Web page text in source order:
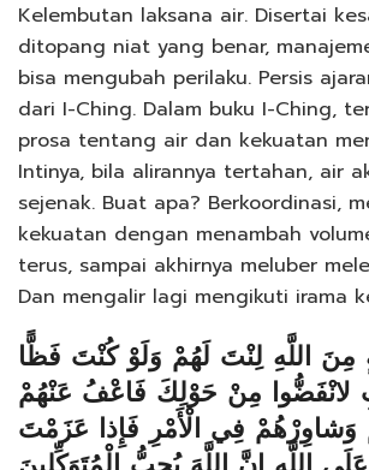
Kelembutan laksana air. Disertai
ditopang niat yang benar,
bisa mengubah perilaku. Persis
dari I-Ching. Dalam buku I-Ching,
prosa tentang air dan kekuatan
Intinya, bila alirannya tertahan, air
sejenak. Buat apa? Berkoordinasi,
kekuatan dengan menambah
terus, sampai akhirnya meluber
Dan mengalir lagi mengikuti irama
مِنَ اللَّهِ لِنْتَ لَهُمْ وَلَوْ كُنْتَ فَظًّا
لانْفَضُّوا مِنْ حَوْلِكَ فَاعْفُ عَنْهُمْ
وَشاوِرْهُمْ فِي الْأَمْرِ فَإِذا عَزَمْتَ